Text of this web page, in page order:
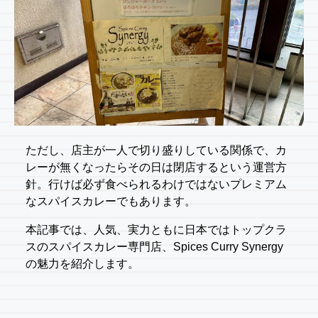
ただし、店主が一人で切り盛りしている関係で、カ
レーが無くなったらその日は閉店するという運営方
針。行けば必ず食べられるわけではないプレミアム
なスパイスカレーでもあります。
本記事では、人気、実力ともに日本ではトップクラ
スのスパイスカレー専門店、Spices Curry Synergy
の魅力を紹介します。